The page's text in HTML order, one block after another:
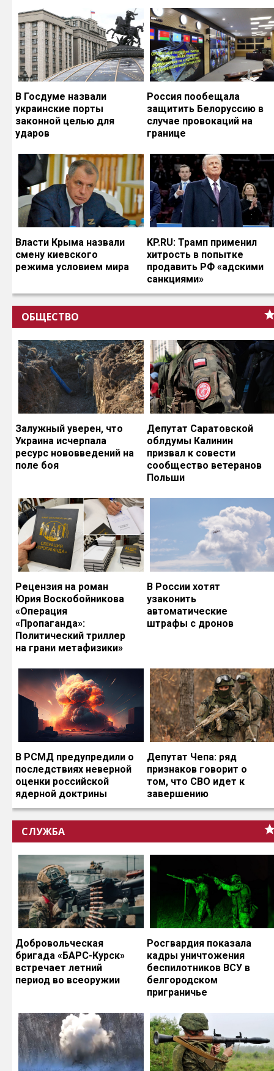
В Госдуме назвали
украинские порты
законной целью для
ударов
Россия пообещала
защитить Белоруссию в
случае провокаций на
границе
Власти Крыма назвали
смену киевского
режима условием мира
KP.RU: Трамп применил
хитрость в попытке
продавить РФ «адскими
санкциями»
ОБЩЕСТВО
Залужный уверен, что
Украина исчерпала
ресурс нововведений на
поле боя
Депутат Саратовской
облдумы Калинин
призвал к совести
сообщество ветеранов
Польши
Рецензия на роман
Юрия Воскобойникова
«Операция
«Пропаганда»:
Политический триллер
на грани метафизики»
В России хотят
узаконить
автоматические
штрафы с дронов
В РСМД предупредили о
последствиях неверной
оценки российской
ядерной доктрины
Депутат Чепа: ряд
признаков говорит о
том, что СВО идет к
завершению
СЛУЖБА
Добровольческая
бригада «БАРС-Курск»
встречает летний
период во всеоружии
Росгвардия показала
кадры уничтожения
беспилотников ВСУ в
белгородском
приграничье